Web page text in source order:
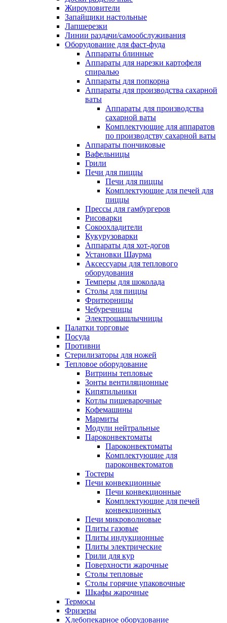
Жироуловители
Запайщики настольные
Лапшерезки
Линии раздачи/самообслуживания
Оборудование для фаст-фуда
Аппараты блинные
Аппараты для нарезки картофеля
спиралью
Аппараты для попкорна
Аппараты для производства сахарной
ваты
Аппараты для производства
сахарной ваты
Комплектующие для аппаратов
по производству сахарной ваты
Аппараты пончиковые
Вафельницы
Грили
Печи для пиццы
Печи для пиццы
Комплектующие для печей для
пиццы
Прессы для гамбургеров
Рисоварки
Сокоохладители
Кукурузоварки
Аппараты для хот-догов
Установки Шаурма
Аксессуары для теплового
оборудования
Темперы для шоколада
Столы для пиццы
Фритюрницы
Чебуречницы
Электрошашлычницы
Палатки торговые
Посуда
Противни
Стерилизаторы для ножей
Тепловое оборудование
Витрины тепловые
Зонты вентиляционные
Кипятильники
Котлы пищеварочные
Кофемашины
Мармиты
Модули нейтральные
Пароконвектоматы
Пароконвектоматы
Комплектующие для
пароконвектоматов
Тостеры
Печи конвекционные
Печи конвекционные
Комплектующие для печей
конвекционных
Печи микроволновые
Плиты газовые
Плиты индукционные
Плиты электрические
Грили для кур
Поверхности жарочные
Столы тепловые
Столы горячие упаковочные
Шкафы жарочные
Термосы
Фризеры
Хлебопекарное оборудование